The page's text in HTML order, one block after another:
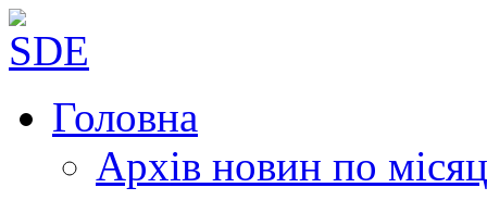
Головна
Архів новин по